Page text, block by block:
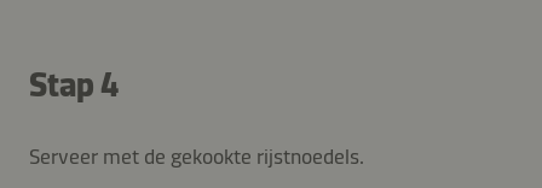
Stap 4
Serveer met de gekookte rijstnoedels.